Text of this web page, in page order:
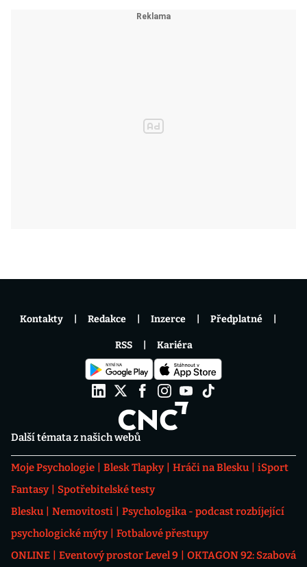
Další témata z našich webů
Moje Psychologie Blesk Tlapky Hráči na Blesku
iSport
Fantasy
Spotřebitelské testy
Blesku
Nemovitosti
Psychologika - podcast rozbíjející
psychologické mýty
Fotbalové přestupy
ONLINE
Eventový prostor Level 9
OKTAGON 92: Szabová
Kontakty Redakce Inzerce Předplatné
RSS Kariéra